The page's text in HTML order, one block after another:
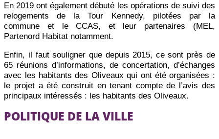
En 2019 ont également débuté les opérations de suivi des
relogements de la Tour Kennedy, pilotées par la
commune et le CCAS, et leur partenaires (MEL,
Partenord Habitat notamment.
Enfin, il faut souligner que depuis 2015, ce sont près de
65 réunions d’informations, de concertation, d’échanges
avec les habitants des Oliveaux qui ont été organisées :
le projet a été construit en tenant compte de l’avis des
principaux intéressés : les habitants des Oliveaux.
POLITIQUE DE LA VILLE